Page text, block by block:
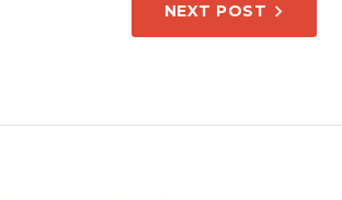
NEXT POST